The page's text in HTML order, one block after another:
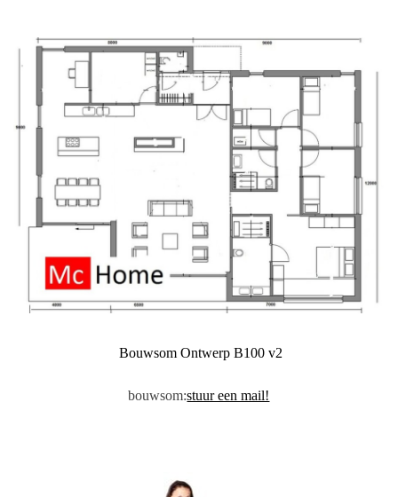
Bouwsom Ontwerp B100 v2
bouwsom:stuur een mail!